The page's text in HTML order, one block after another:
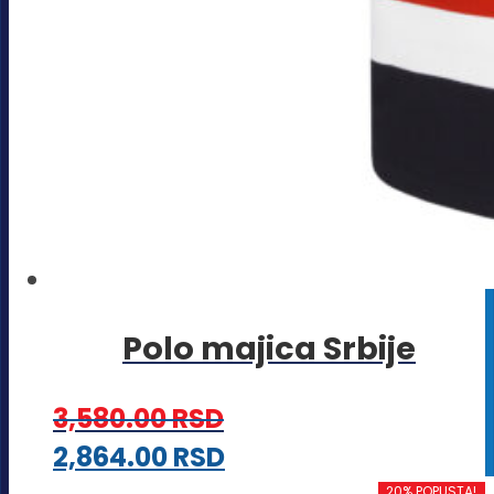
Polo majica Srbije
3,580.00RSD
2,864.00RSDOvaj